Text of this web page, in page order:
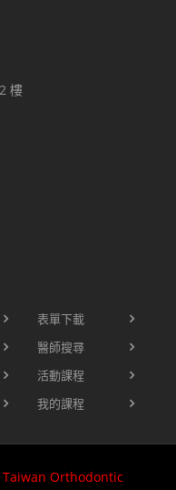
樓
表單下載
醫師搜尋
活動課程
我的課程
Taiwan Orthodontic